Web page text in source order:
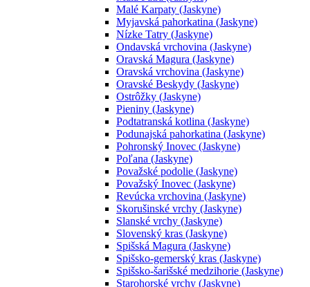
Malé Karpaty (Jaskyne)
Myjavská pahorkatina (Jaskyne)
Nízke Tatry (Jaskyne)
Ondavská vrchovina (Jaskyne)
Oravská Magura (Jaskyne)
Oravská vrchovina (Jaskyne)
Oravské Beskydy (Jaskyne)
Ostrôžky (Jaskyne)
Pieniny (Jaskyne)
Podtatranská kotlina (Jaskyne)
Podunajská pahorkatina (Jaskyne)
Pohronský Inovec (Jaskyne)
Poľana (Jaskyne)
Považské podolie (Jaskyne)
Považský Inovec (Jaskyne)
Revúcka vrchovina (Jaskyne)
Skorušinské vrchy (Jaskyne)
Slanské vrchy (Jaskyne)
Slovenský kras (Jaskyne)
Spišská Magura (Jaskyne)
Spišsko-gemerský kras (Jaskyne)
Spišsko-šarišské medzihorie (Jaskyne)
Starohorské vrchy (Jaskyne)